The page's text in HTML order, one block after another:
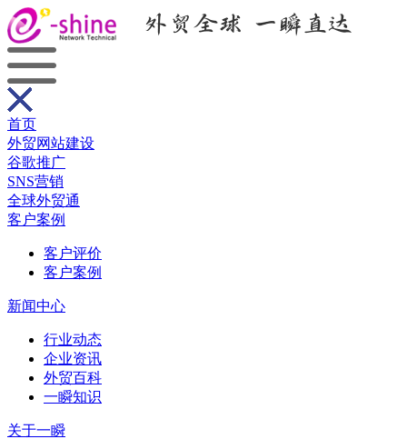
首页
外贸网站建设
谷歌推广
SNS营销
全球外贸通
客户案例
客户评价
客户案例
新闻中心
行业动态
企业资讯
外贸百科
一瞬知识
关于一瞬